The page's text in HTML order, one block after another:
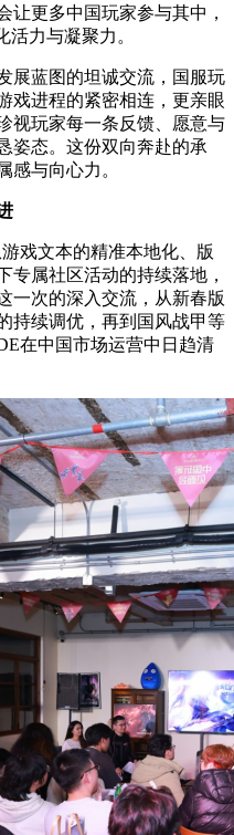
让更多中国玩家参与其中，
活力与凝聚力。
展蓝图的坦诚交流，国服玩
戏进程的紧密相连，更亲眼
视玩家每一条反馈、愿意与
姿态。这份双向奔赴的承
感与向心力。
戏文本的精准本地化、版
专属社区活动的持续落地，
一次的深入交流，从新春版
持续调优，再到国风战甲等
在中国市场运营中日趋清